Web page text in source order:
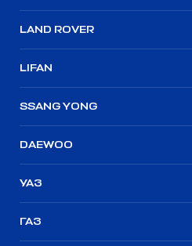
LAND ROVER
LIFAN
SSANG YONG
DAEWOO
УАЗ
ГАЗ